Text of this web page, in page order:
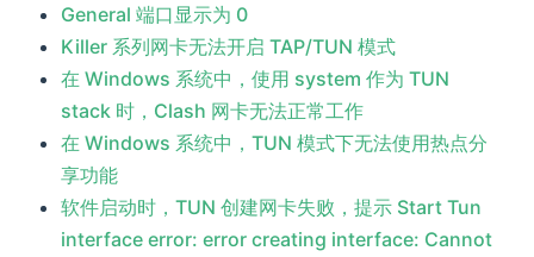
General 端口显示为 0
Killer 系列网卡无法开启 TAP/TUN 模式
在 Windows 系统中，使用 system 作为 TUN
stack 时，Clash 网卡无法正常工作
在 Windows 系统中，TUN 模式下无法使用热点分
享功能
软件启动时，TUN 创建网卡失败，提示 Start Tun
interface error: error creating interface: Cannot